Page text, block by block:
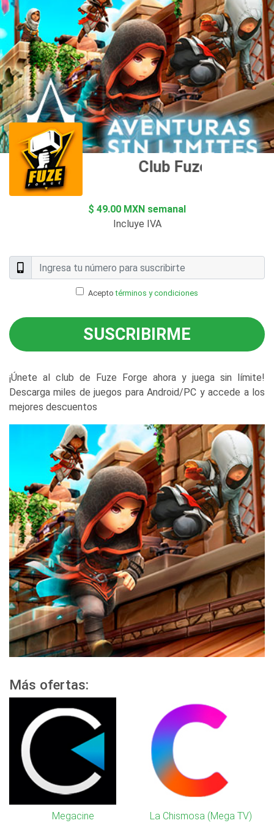
Club Fuze Forge
$ 49.00 MXN semanal
Incluye IVA
Aceptotérminos y condiciones
SUSCRIBIRME
¡Únete al club de Fuze Forge ahora y juega sin límite!
Descarga miles de juegos para Android/PC y accede a los
mejores descuentos
Más ofertas:
Megacine La Chismosa (Mega TV)